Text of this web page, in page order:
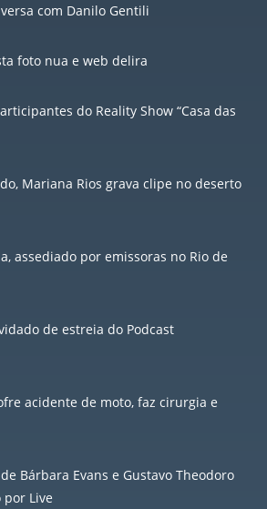
com Danilo Gentili
foto nua e web delira
do Reality Show “Casa das
Mariana Rios grava clipe no deserto
assediado por emissoras no Rio de
de estreia do Podcast
acidente de moto, faz cirurgia e
Bárbara Evans e Gustavo Theodoro
Live